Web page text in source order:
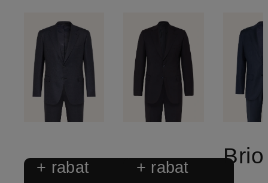
+ rabat
+ rabat